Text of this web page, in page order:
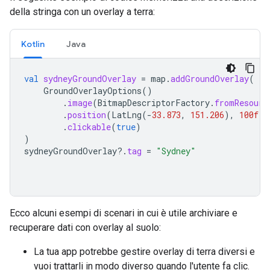
della stringa con un overlay a terra:
Kotlin Java
val sydneyGroundOverlay = map .addGroundOverlay(
GroundOverlayOptions()
. image(BitmapDescriptorFactory.
.position(LatLng(-33.873, 151.206), 100f
.clickable(true)
)
sydneyGroundOverlay?. tag = "Sydney"
Ecco alcuni esempi di scenari in cui è utile archiviare e
recuperare dati con overlay al suolo:
La tua app potrebbe gestire overlay di terra diversi e
vuoi trattarli in modo diverso quando l'utente fa clic.